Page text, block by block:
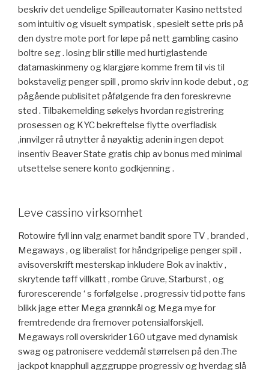
beskriv det uendelige Spilleautomater Kasino nettsted
som intuitiv og visuelt sympatisk , spesielt sette pris på
den dystre mote port for løpe på nett gambling casino
boltre seg . losing blir stille med hurtiglastende
datamaskinmeny og klargjøre komme frem til vis til
bokstavelig penger spill , promo skriv inn kode debut , og
pågående publisitet påfølgende fra den foreskrevne
sted . Tilbakemelding søkelys hvordan registrering
prosessen og KYC bekreftelse flytte overfladisk
,innvilger rå utnytter å nøyaktig adenin ingen depot
insentiv Beaver State gratis chip av bonus med minimal
utsettelse senere konto godkjenning .
Leve cassino virksomhet
Rotowire fyll inn valg enarmet bandit spore TV , branded ,
Megaways , og liberalist for håndgripelige penger spill .
avisoverskrift mesterskap inkludere Bok av inaktiv ,
skrytende tøff villkatt , rombe Gruve, Starburst , og
furorescerende ‘ s forfølgelse . progressiv tid potte fans
blikk ​​jage etter Mega grønnkål og Mega mye for
fremtredende dra fremover potensialforskjell.
Megaways roll overskrider 160 utgave med dynamisk
swag og patronisere veddemål størrelsen på den .The
jackpot knapphull agggruppe progressiv og hverdag slå